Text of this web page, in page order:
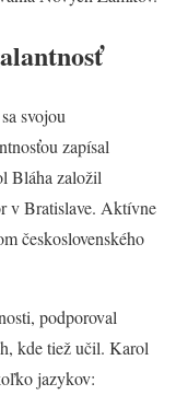
svojou
zapísal
Bláha založil
v Bratislave. Aktívne
československého
podporoval
kde tiež učil. Karol
jazykov: